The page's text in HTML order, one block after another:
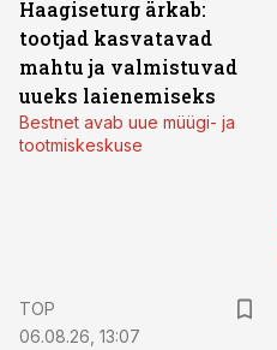
Haagiseturg ärkab:
tootjad kasvatavad
mahtu ja valmistuvad
uueks laienemiseks
Bestnet avab uue müügi- ja
tootmiskeskuse
TOP
06.08.26, 13:07